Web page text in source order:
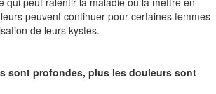
peuvent continuer pour certaines femmes
de leurs kystes.
sont profondes, plus les douleurs sont